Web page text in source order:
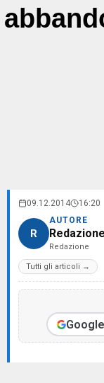
09.12.2014 16:20
R
AUTORE
Redazione
Redazione
Tutti gli articoli →
Google